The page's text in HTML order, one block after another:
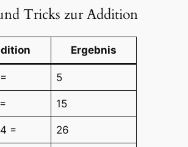
Tricks zur Addition
Ergebnis
5
15
= 26